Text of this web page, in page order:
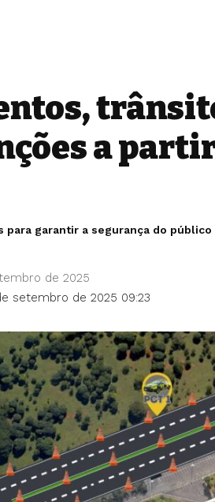
a
para garantir a segurança do
setembro de 2025 09:23
de 2025